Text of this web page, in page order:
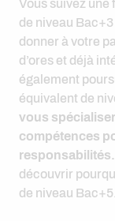
Vous suivez une
de niveau
donner à votre
d’ores et déjà
également
équivalent de
vous
compétences
responsabilités.
découvrir
de niveau Bac+5.